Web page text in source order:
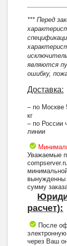
*** Перед
являются
ошибку,
Доставка:
– по Москве
кг
– по России
линии
Уважаемые
вынужденны
сумму
расчет):
После
через Ваш